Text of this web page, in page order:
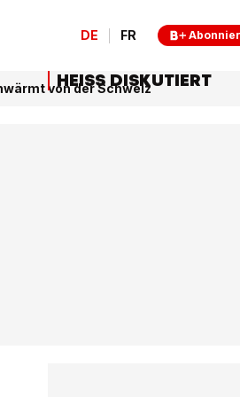
DE FR
von der Schweiz
HEISS DISKUTIERT